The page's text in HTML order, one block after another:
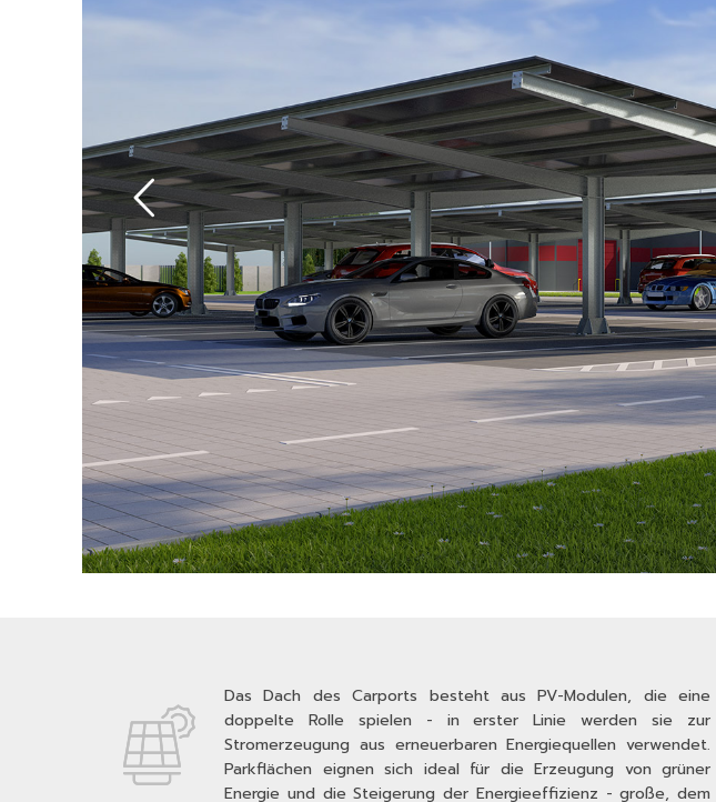
Das Dach des Carports besteht aus PV-Modulen, die eine
doppelte Rolle spielen - in erster Linie werden sie zur
Stromerzeugung aus erneuerbaren Energiequellen verwendet.
Parkflächen eignen sich ideal für die Erzeugung von grüner
Energie und die Steigerung der Energieeffizienz - große, dem